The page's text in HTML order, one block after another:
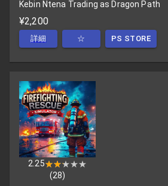
Kebin Ntena Trading as Dragon Path
¥2,200
詳細 ☆ PS STORE
2.25★★★★★
★★★★★
(28)